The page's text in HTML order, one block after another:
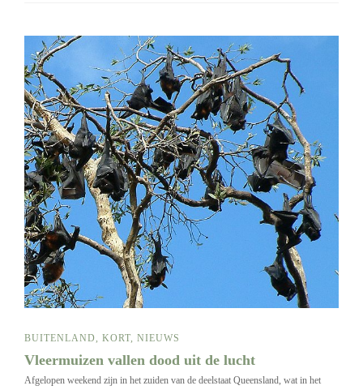
BUITENLAND, KORT, NIEUWS
Vleermuizen vallen dood uit de lucht
Afgelopen weekend zijn in het zuiden van de deelstaat Queensland, wat in het